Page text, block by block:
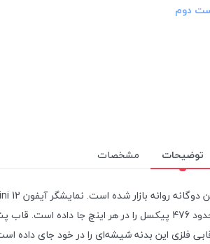
دوم
توضیحات مشخصات
کاربر عرضه کند. این نمایشگر رزولوشن بسیار بالایی دارد؛ به‌طوری‌که در
فلزی این بدنه شیشه‌ای را در خود جای داده